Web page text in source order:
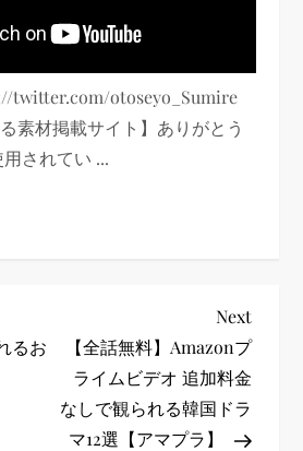
twitter.com/otoseyo_Sumire
素材掲載サイト】ありがとう
されてい ...
るお
Next
Post
Next
【全話無料】Amazonプ
ライムビデオ 追加料金
なしで観られる韓国ドラ
マ12選【アマプラ】